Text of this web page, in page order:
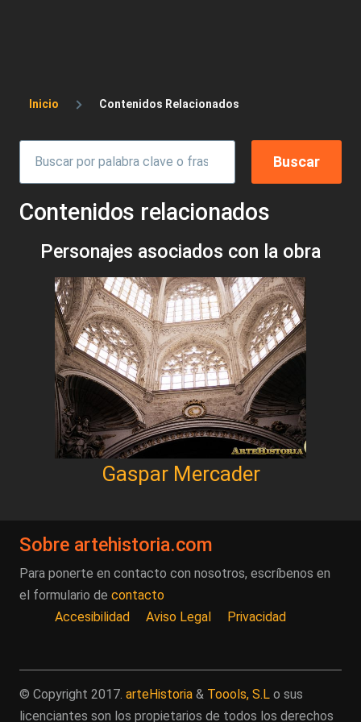
Sobrescribir enlaces de ayuda a la
Inicio Contenidos Relacionados
Contenidos relacionados
Personajes asociados con la obra
Gaspar Mercader
Sobre artehistoria.com
Para ponerte en contacto con nosotros, escríbenos en
el formulario de contacto
Accesibilidad
Aviso Legal Privacidad
© Copyright 2017. arteHistoria & Toools, S.L o sus
licenciantes son los propietarios de todos los derechos